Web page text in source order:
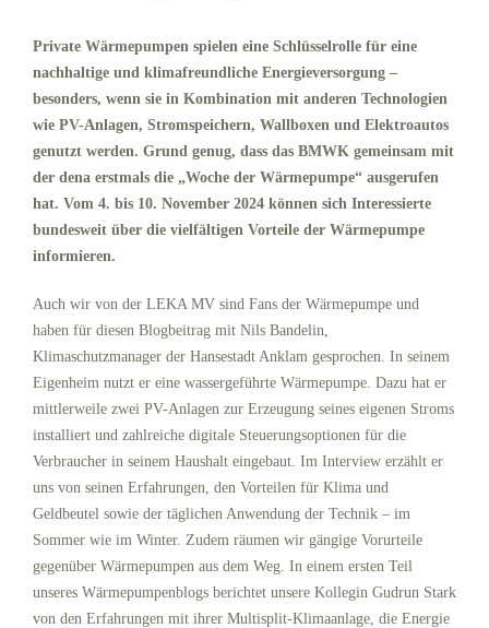
Private Wärmepumpen spielen eine Schlüsselrolle für eine
nachhaltige und klimafreundliche Energieversorgung –
besonders, wenn sie in Kombination mit anderen Technologien
wie PV-Anlagen, Stromspeichern, Wallboxen und Elektroautos
genutzt werden. Grund genug, dass das BMWK gemeinsam mit
der dena erstmals die „Woche der Wärmepumpe“ ausgerufen
hat. Vom 4. bis 10. November 2024 können sich Interessierte
bundesweit über die vielfältigen Vorteile der Wärmepumpe
informieren.
Auch wir von der LEKA MV sind Fans der Wärmepumpe und
haben für diesen Blogbeitrag mit Nils Bandelin,
Klimaschutzmanager der Hansestadt Anklam gesprochen. In seinem
Eigenheim nutzt er eine wassergeführte Wärmepumpe. Dazu hat er
mittlerweile zwei PV-Anlagen zur Erzeugung seines eigenen Stroms
installiert und zahlreiche digitale Steuerungsoptionen für die
Verbraucher in seinem Haushalt eingebaut. Im Interview erzählt er
uns von seinen Erfahrungen, den Vorteilen für Klima und
Geldbeutel sowie der täglichen Anwendung der Technik – im
Sommer wie im Winter. Zudem räumen wir gängige Vorurteile
gegenüber Wärmepumpen aus dem Weg. In einem ersten Teil
unseres Wärmepumpenblogs berichtet unsere Kollegin Gudrun Stark
von den Erfahrungen mit ihrer Multisplit-Klimaanlage, die Energie